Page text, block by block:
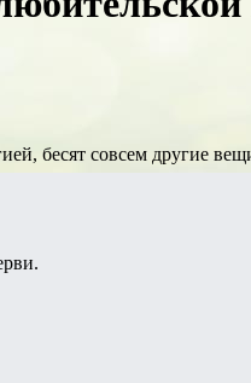
бесят совсем другие